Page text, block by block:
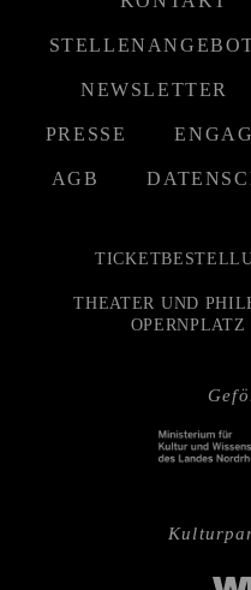
NEWSLETTER
PRESSE
AGB
THEATER UND